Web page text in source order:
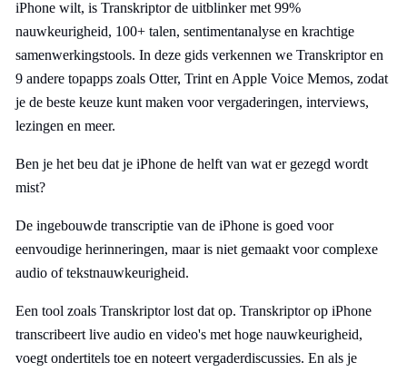
iPhone wilt, is Transkriptor de uitblinker met 99%
nauwkeurigheid, 100+ talen, sentimentanalyse en krachtige
samenwerkingstools. In deze gids verkennen we Transkriptor en
9 andere topapps zoals Otter, Trint en Apple Voice Memos, zodat
je de beste keuze kunt maken voor vergaderingen, interviews,
lezingen en meer.
Ben je het beu dat je iPhone de helft van wat er gezegd wordt
mist?
De ingebouwde transcriptie van de iPhone is goed voor
eenvoudige herinneringen, maar is niet gemaakt voor complexe
audio of tekstnauwkeurigheid.
Een tool zoals Transkriptor lost dat op. Transkriptor op iPhone
transcribeert live audio en video's met hoge nauwkeurigheid,
voegt ondertitels toe en noteert vergaderdiscussies. En als je